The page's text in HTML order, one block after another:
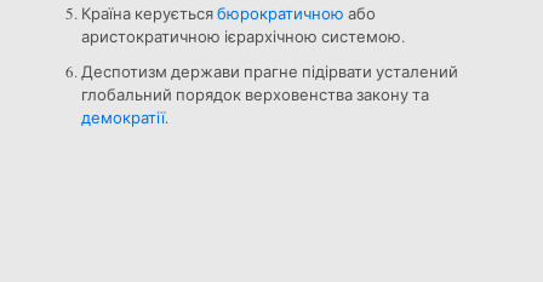
Країна керуєтьсябюрократичною або
аристократичною ієрархічною системою.
Деспотизм держави прагне підірвати усталений
глобальний порядок верховенства закону та
демократії.